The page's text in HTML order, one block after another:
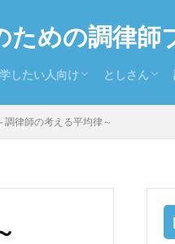
ための調律師
したい人向け
学お役立ち情報
学ドイツ語
としさん
としさんの
お気に入り
全日本ピア
調律師の考える平均律～